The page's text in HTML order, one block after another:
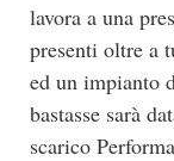
lavora a una
presenti oltre a
ed un impianto
bastasse sarà
scarico